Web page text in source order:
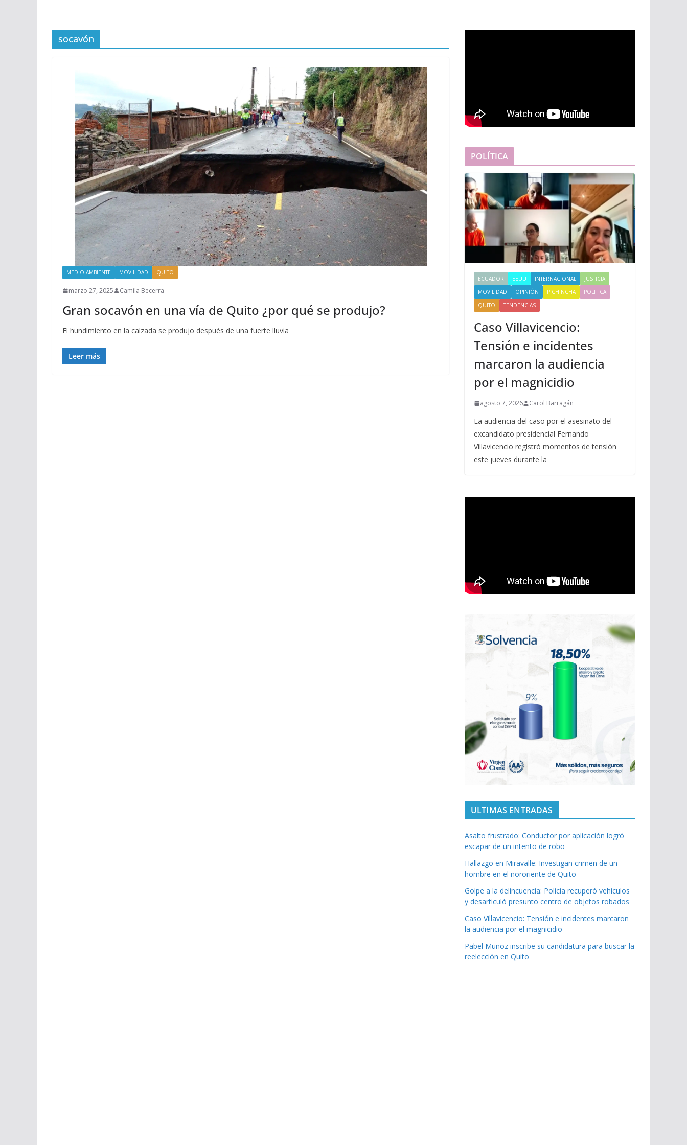
socavón
MEDIO AMBIENTE MOVILIDAD QUITO
marzo 27, 2025 Camila Becerra
Gran socavón en una vía de Quito ¿por qué se produjo?
El hundimiento en la calzada se produjo después de una fuerte lluvia
Leer más
POLÍTICA
ECUADOR EEUU INTERNACIONAL
JUSTICIA
MOVILIDAD
OPINIÓN PICHINCHA
POLITICA
QUITO
TENDENCIAS
Caso Villavicencio:
Tensión e incidentes
marcaron la audiencia
por el magnicidio
agosto 7, 2026 Carol Barragán
La audiencia del caso por el asesinato del
excandidato presidencial Fernando
Villavicencio registró momentos de tensión
este jueves durante la
ULTIMAS ENTRADAS
Asalto frustrado: Conductor por aplicación logró
escapar de un intento de robo
Hallazgo en Miravalle: Investigan crimen de un
hombre en el nororiente de Quito
Golpe a la delincuencia: Policía recuperó vehículos
y desarticuló presunto centro de objetos robados
Caso Villavicencio: Tensión e incidentes marcaron
la audiencia por el magnicidio
Pabel Muñoz inscribe su candidatura para buscar la
reelección en Quito